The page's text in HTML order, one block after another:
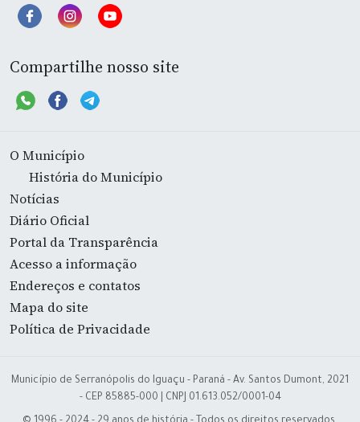
Compartilhe nosso site
O Município
História do Município
Notícias
Diário Oficial
Portal da Transparência
Acesso a informação
Endereços e contatos
Mapa do site
Política de Privacidade
Município de Serranópolis do Iguaçu - Paraná - Av. Santos Dumont, 2021
- CEP 85885-000 | CNPJ 01.613.052/0001-04